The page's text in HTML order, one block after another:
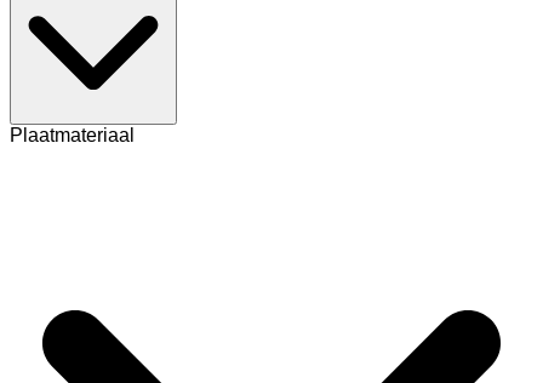
Plaatmateriaal